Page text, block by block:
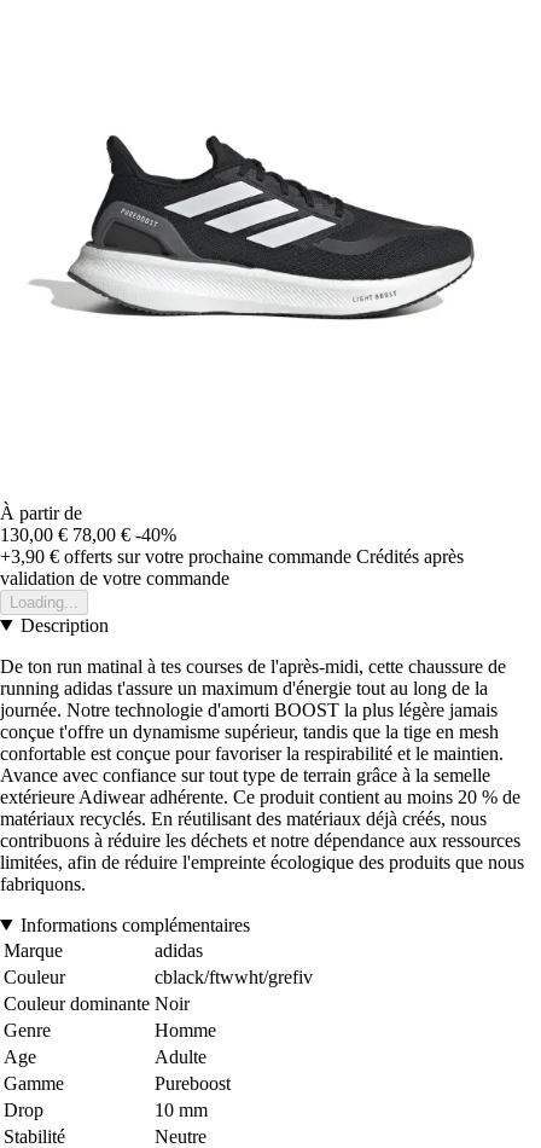
À partir de
130,00 € 78,00 € -40%
+3,90 € offerts sur votre prochaine commande Crédités après
validation de votre commande
Loading...
Description
De ton run matinal à tes courses de l'après-midi, cette chaussure de
running adidas t'assure un maximum d'énergie tout au long de la
journée. Notre technologie d'amorti BOOST la plus légère jamais
conçue t'offre un dynamisme supérieur, tandis que la tige en mesh
confortable est conçue pour favoriser la respirabilité et le maintien.
Avance avec confiance sur tout type de terrain grâce à la semelle
extérieure Adiwear adhérente. Ce produit contient au moins 20 % de
matériaux recyclés. En réutilisant des matériaux déjà créés, nous
contribuons à réduire les déchets et notre dépendance aux ressources
limitées, afin de réduire l'empreinte écologique des produits que nous
fabriquons.
Informations complémentaires
Marque
adidas
Couleur
cblack/ftwwht/grefiv
Couleur dominante Noir
Genre
Homme
Age
Adulte
Gamme
Pureboost
Drop
10 mm
Stabilité
Neutre